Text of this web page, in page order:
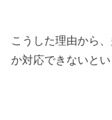
こうした理由から
か対応できないとい